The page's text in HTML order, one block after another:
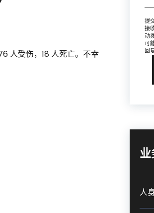
人受伤，18 人死亡。不幸
提
接
动
可
回
人